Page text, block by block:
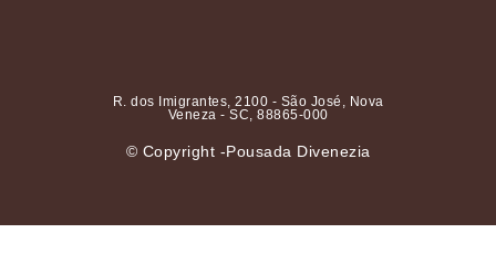
© Copyright -Pousada Divenezia
R. dos Imigrantes, 2100 - São José, Nova
Veneza - SC, 88865-000